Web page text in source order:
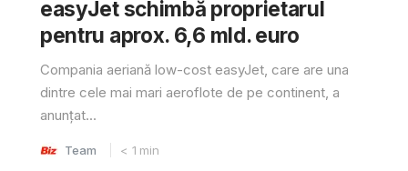
easyJet schimbă proprietarul
pentru aprox. 6,6 mld. euro
Compania aeriană low-cost easyJet, care are una
dintre cele mai mari aeroflote de pe continent, a
anunțat...
Team < 1 min